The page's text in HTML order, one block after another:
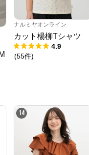
ナルミヤオンライン
カット楊柳Tシャツ
4.9
(55件)
14
らのコメント
) 、ATSURO TAYAMA
デコイ)、Petit Honfleur
大人女子ブランドを中
豊かにするオリジナルア